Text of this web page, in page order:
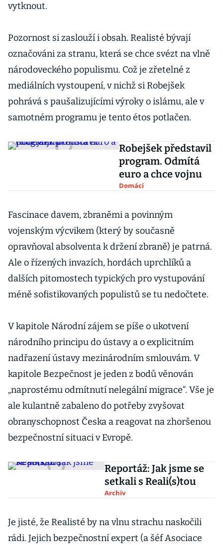
vytknout.
Pozornost si zaslouží i obsah. Realisté bývají
označováni za stranu, která se chce svézt na vlně
národoveckého populismu. Což je zřetelné z
mediálních vystoupení, v nichž si Robejšek
pohrává s paušalizujícími výroky o islámu, ale v
samotném programu je tento étos potlačen.
Robejšek představil
program. Odmítá
euro a chce vojnu
Domácí
Fascinace davem, zbraněmi a povinným
vojenským výcvikem (který by současně
opravňoval absolventa k držení zbraně) je patrná.
Ale o řízených invazích, hordách uprchlíků a
dalších pitomostech typických pro vystupování
méně sofistikovaných populistů se tu nedočtete.
V kapitole Národní zájem se píše o ukotvení
národního principu do ústavy a o explicitním
nadřazení ústavy mezinárodním smlouvám. V
kapitole Bezpečnost je jeden z bodů věnován
„naprostému odmítnutí nelegální migrace“. Vše je
ale kulantně zabaleno do potřeby zvyšovat
obranyschopnost Česka a reagovat na zhoršenou
bezpečnostní situaci v Evropě.
Reportáž: Jak jsme se
setkali s Reali(s)tou
Archiv
Je jisté, že Realisté by na vlnu strachu naskočili
rádi. Jejich bezpečnostní expert (a šéf Asociace